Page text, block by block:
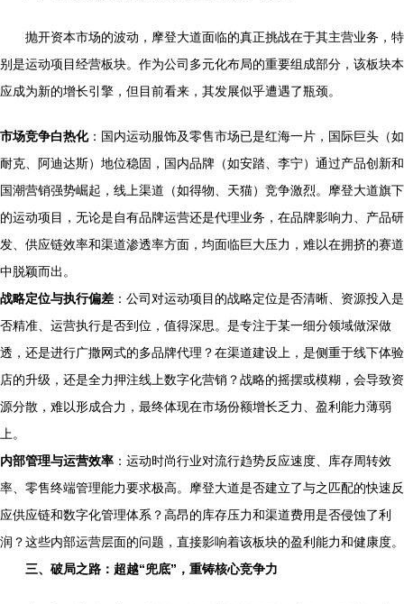
抛开资本市场的波动，摩登大道面临的真正挑战在于其主营业务，特
别是运动项目经营板块。作为公司多元化布局的重要组成部分，该板块本
应成为新的增长引擎，但目前看来，其发展似乎遭遇了瓶颈。
市场竞争白热化：国内运动服饰及零售市场已是红海一片，国际巨头（如
耐克、阿迪达斯）地位稳固，国内品牌（如安踏、李宁）通过产品创新和
国潮营销强势崛起，线上渠道（如得物、天猫）竞争激烈。摩登大道旗下
的运动项目，无论是自有品牌运营还是代理业务，在品牌影响力、产品研
发、供应链效率和渠道渗透率方面，均面临巨大压力，难以在拥挤的赛道
中脱颖而出。
战略定位与执行偏差 ：公司对运动项目的战略定位是否清晰、资源投入是
否精准、运营执行是否到位，值得深思。是专注于某一细分领域做深做
透，还是进行广撒网式的多品牌代理？在渠道建设上，是侧重于线下体验
店的升级，还是全力押注线上数字化营销？战略的摇摆或模糊，会导致资
源分散，难以形成合力，最终体现在市场份额增长乏力、盈利能力薄弱
上。
内部管理与运营效率 ：运动时尚行业对流行趋势反应速度、库存周转效
率、零售终端管理能力要求极高。摩登大道是否建立了与之匹配的快速反
应供应链和数字化管理体系？高昂的库存压力和渠道费用是否侵蚀了利
润？这些内部运营层面的问题，直接影响着该板块的盈利能力和健康度。
三、破局之路：超越“兜底”，重铸核心竞争力